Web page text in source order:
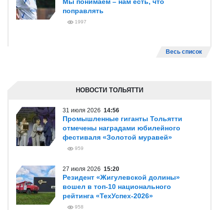
поправлять
1997
Весь список
НОВОСТИ ТОЛЬЯТТИ
31 июля 2026 14:56
Промышленные гиганты Тольятти
отмечены наградами юбилейного
фестиваля «Золотой муравей»
959
27 июля 2026 15:20
Резидент «Жигулевской долины»
вошел в топ-10 национального
рейтинга «ТехУспех-2026»
958